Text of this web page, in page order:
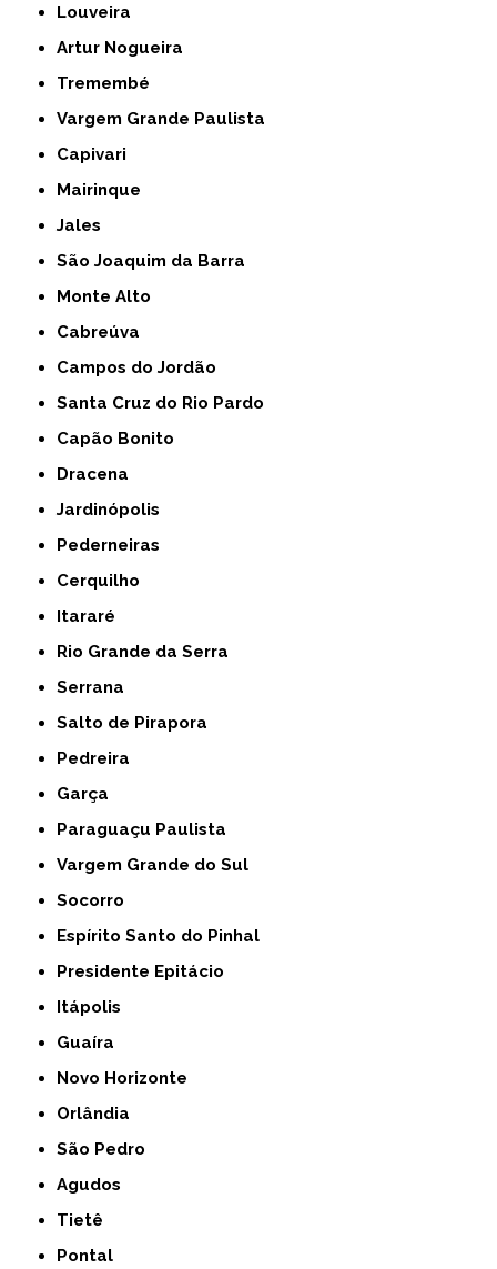
Louveira
Artur Nogueira
Tremembé
Vargem Grande Paulista
Capivari
Mairinque
Jales
São Joaquim da Barra
Monte Alto
Cabreúva
Campos do Jordão
Santa Cruz do Rio Pardo
Capão Bonito
Dracena
Jardinópolis
Pederneiras
Cerquilho
Itararé
Rio Grande da Serra
Serrana
Salto de Pirapora
Pedreira
Garça
Paraguaçu Paulista
Vargem Grande do Sul
Socorro
Espírito Santo do Pinhal
Presidente Epitácio
Itápolis
Guaíra
Novo Horizonte
Orlândia
São Pedro
Agudos
Tietê
Pontal